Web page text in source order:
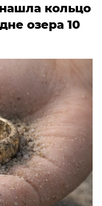
кольцо
озера 10